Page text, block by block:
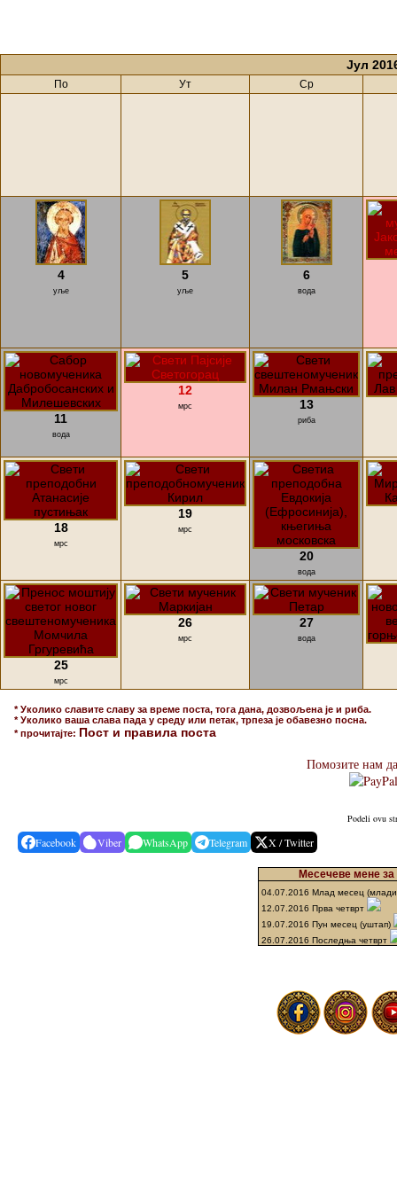
Јул
По Ут Ср
4
уље
5
уље
6
вода
11
вода
12
мрс 13
риба
18
мрс
19
мрс
20
вода
25
мрс
26
мрс
27
вода
* Уколико славите славу за време поста, тога дана, дозвољена је и риба.
* Уколико ваша слава пада у среду или петак, трпеза је обавезно посна.
* прочитајте: Пост и правила поста
Помозите нам
Podeli ovu
Facebook Viber WhatsApp Telegram X / Twitter
Месечеве мене за
04.07.2016 Млад месец
12.07.2016 Прва четврт
19.07.2016 Пун месец (уштап)
26.07.2016 Последња четврт